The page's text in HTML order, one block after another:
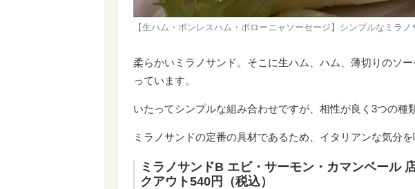
【生ハム・ボンレスハム・ボローニャソーセージ】シンプルなミラノ
柔らかいミラノサンド。そこに生ハム、ハム、薄切りのソ
っています。
いたってシンプルな組み合わせですが、相性が良く3つの種
ミラノサンドの定番の具材であるため、イタリアンな気分を
ミラノサンドB エビ・サーモン・カマンベール
クアウト540円（税込）